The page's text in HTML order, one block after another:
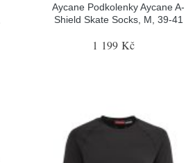
Aycane Podkolenky Aycane A-
Shield Skate Socks, M, 39-41
1 199 Kč